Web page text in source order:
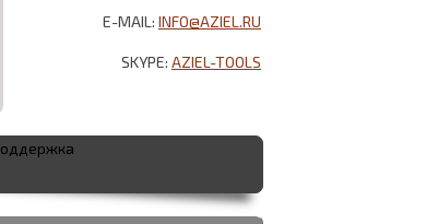
E-MAIL: INFO@AZIEL.RU
SKYPE: AZIEL-TOOLS